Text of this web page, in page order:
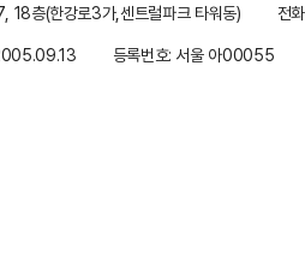
18층(한강로3가,센트럴파크 타워동)
전
등록번호: 서울 아00055